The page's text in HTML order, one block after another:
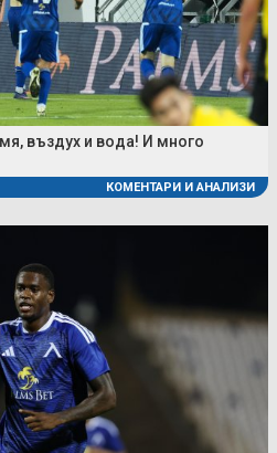
въздух и вода! И много
КОМЕНТАРИ И АНАЛИЗИ